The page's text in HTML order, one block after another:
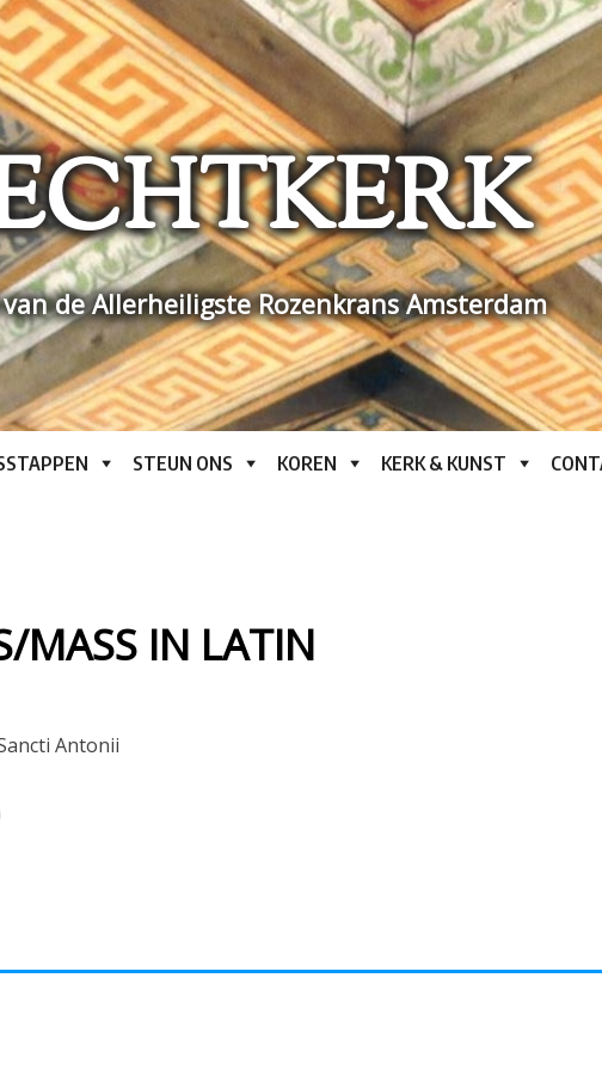
de Allerheiligste Rozenkrans Amsterdam
STEUN ONS KOREN KERK & KUNST
MASS IN LATIN
Antonii